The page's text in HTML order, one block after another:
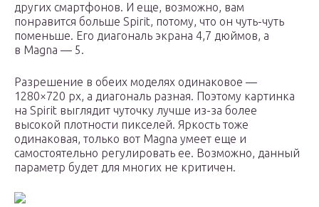
других смартфонов. И еще, возможно, вам
понравится больше Spirit, потому, что он чуть-чуть
поменьше. Его диагональ экрана 4,7 дюймов, а
в Magna — 5.
Разрешение в обеих моделях одинаковое —
1280×720 px, а диагональ разная. Поэтому картинка
на Spirit выглядит чуточку лучше из-за более
высокой плотности пикселей. Яркость тоже
одинаковая, только вот Magna умеет еще и
самостоятельно регулировать ее. Возможно, данный
параметр будет для многих не критичен.